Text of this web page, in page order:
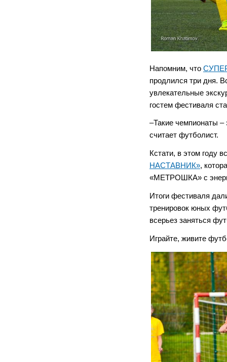
Напомним, что
продлился три дня.
увлекательные
гостем фестиваля
–Такие чемпионаты
считает футболист.
Кстати, в этом году
НАСТАВНИК»,
«МЕТРОШКА» с
Итоги фестиваля
тренировок юных
всерьез заняться
Играйте, живите